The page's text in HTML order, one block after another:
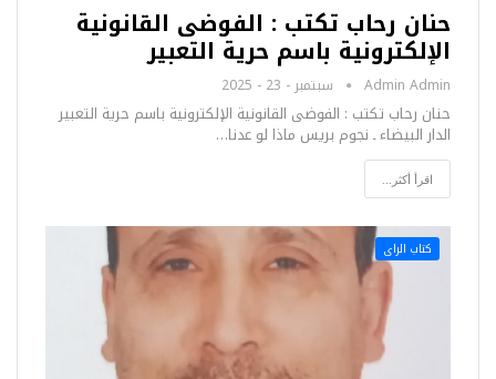
حنان رحاب تكتب : الفوضى القانونية
الإلكترونية باسم حرية التعبير
Admin Admin سبتمبر - 23 - 2025
حنان رحاب تكتب : الفوضى القانونية الإلكترونية باسم حرية التعبير
الدار البيضاء ـ نجوم بريس ماذا لو عدنا…
اقرأ أكثر...
كتاب الراى